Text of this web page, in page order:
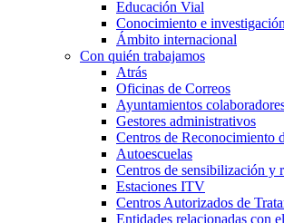
Educación Vial
Conocimiento e investigación
Ámbito internacional
Con quién trabajamos
Atrás
Oficinas de Correos
Ayuntamientos
Gestores administrativos
Centros de Reconocimiento
Autoescuelas
Centros de sensibilización y
Estaciones ITV
Centros Autorizados de
Entidades relacionadas con